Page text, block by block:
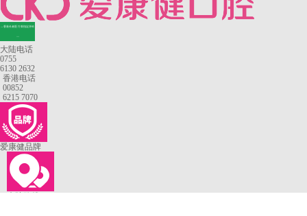
—香港长者医疗券指定牙科
大陆电话
0755
6130 2632
香港电话
00852
6215 7070
爱康健品牌